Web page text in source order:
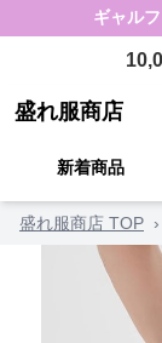
ギャル
盛れ服商店
新着商品
盛れ服商店 TOP ›